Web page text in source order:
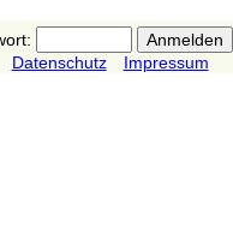
Datenschutz
Impressum